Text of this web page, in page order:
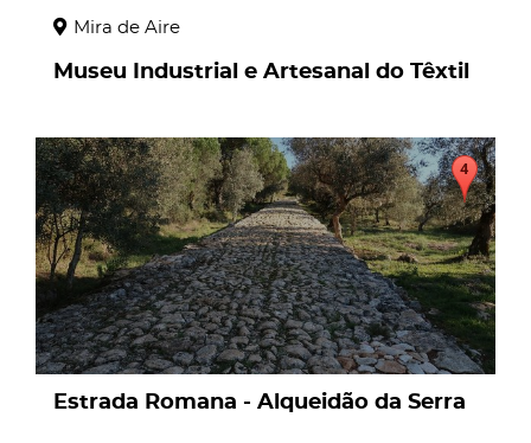
Mira de Aire
Museu Industrial e Artesanal do Têxtil
page
Estrada Romana - Alqueidão da Serra